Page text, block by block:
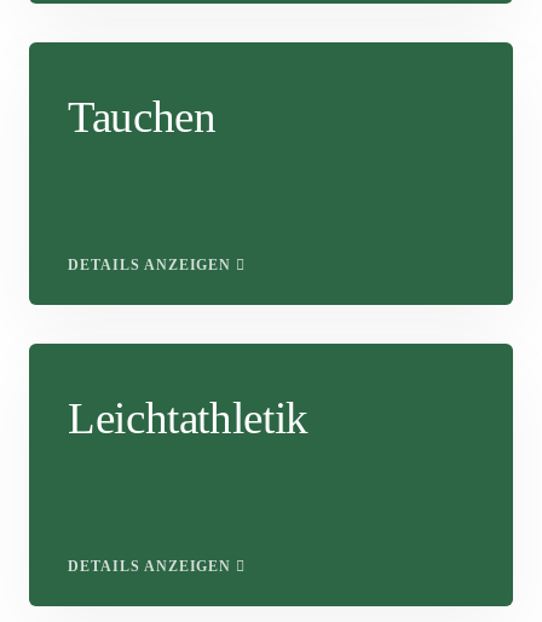
Tauchen
DETAILS ANZEIGEN
Leichtathletik
DETAILS ANZEIGEN